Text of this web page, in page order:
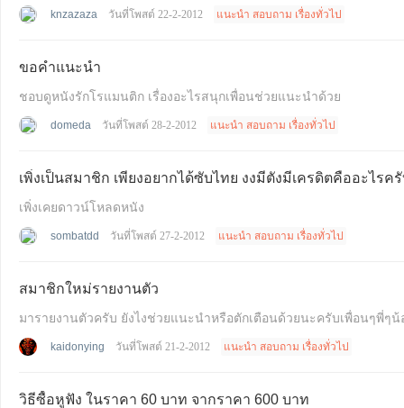
knzazaza วันที่โพสต์ 22-2-2012 แนะนำ สอบถาม เรื่องทั่วไป
ขอคำแนะนำ
ชอบดูหนังรักโรแมนติก เรื่องอะไรสนุกเพื่อนช่วยแนะนำด้วย
domeda วันที่โพสต์ 28-2-2012 แนะนำ สอบถาม เรื่องทั่วไป
เพิ่งเป็นสมาชิก เพียงอยากได้ซับไทย งงมีตังมีเครดิตคืออะไรค
เพิ่งเคยดาวน์โหลดหนัง
sombatdd วันที่โพสต์ 27-2-2012 แนะนำ สอบถาม เรื่องทั่วไป
สมาชิกใหม่รายงานตัว
มารายงานตัวครับ ยังไงช่วยแนะนำหรือตักเตือนด้วยนะครับเพื่อนๆพี่
kaidonying วันที่โพสต์ 21-2-2012 แนะนำ สอบถาม เรื่องทั่วไป
วิธีซื้อหูฟัง ในราคา 60 บาท จากราคา 600 บาท